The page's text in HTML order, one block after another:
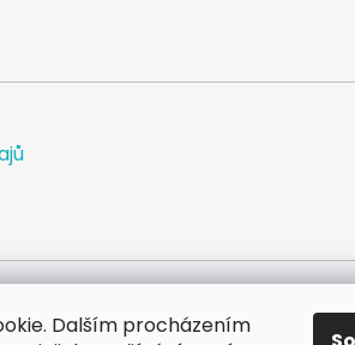
Dalším procházením